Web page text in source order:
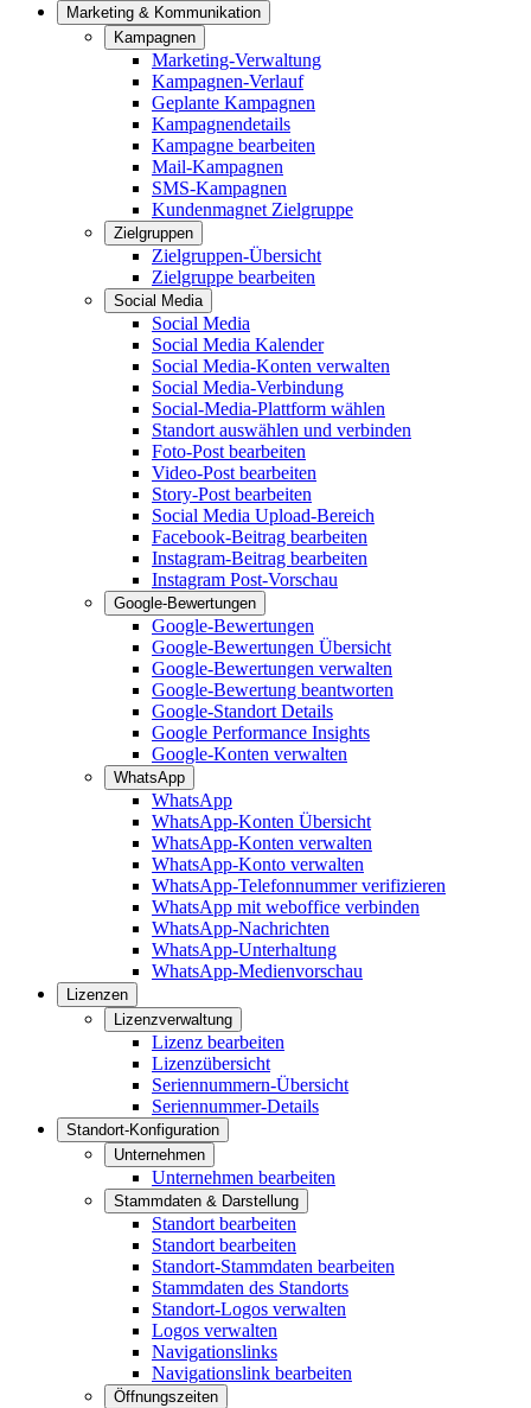
Marketing & Kommunikation
Kampagnen
Marketing-Verwaltung
Kampagnen-Verlauf
Geplante Kampagnen
Kampagnendetails
Kampagne bearbeiten
Mail-Kampagnen
SMS-Kampagnen
Kundenmagnet Zielgruppe
Zielgruppen
Zielgruppen-Übersicht
Zielgruppe bearbeiten
Social Media
Social Media
Social Media Kalender
Social Media-Konten verwalten
Social Media-Verbindung
Social-Media-Plattform wählen
Standort auswählen und verbinden
Foto-Post bearbeiten
Video-Post bearbeiten
Story-Post bearbeiten
Social Media Upload-Bereich
Facebook-Beitrag bearbeiten
Instagram-Beitrag bearbeiten
Instagram Post-Vorschau
Google-Bewertungen
Google-Bewertungen
Google-Bewertungen Übersicht
Google-Bewertungen verwalten
Google-Bewertung beantworten
Google-Standort Details
Google Performance Insights
Google-Konten verwalten
WhatsApp
WhatsApp
WhatsApp-Konten Übersicht
WhatsApp-Konten verwalten
WhatsApp-Konto verwalten
WhatsApp-Telefonnummer verifizieren
WhatsApp mit weboffice verbinden
WhatsApp-Nachrichten
WhatsApp-Unterhaltung
WhatsApp-Medienvorschau
Lizenzen
Lizenzverwaltung
Lizenz bearbeiten
Lizenzübersicht
Seriennummern-Übersicht
Seriennummer-Details
Standort-Konfiguration
Unternehmen
Unternehmen bearbeiten
Stammdaten & Darstellung
Standort bearbeiten
Standort bearbeiten
Standort-Stammdaten bearbeiten
Stammdaten des Standorts
Standort-Logos verwalten
Logos verwalten
Navigationslinks
Navigationslink bearbeiten
Öffnungszeiten